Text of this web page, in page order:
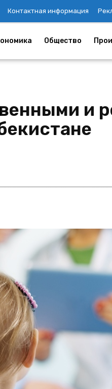
Контактная информация
Общество
и